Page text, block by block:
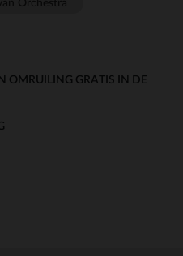
OMRUILING GRATIS IN DE